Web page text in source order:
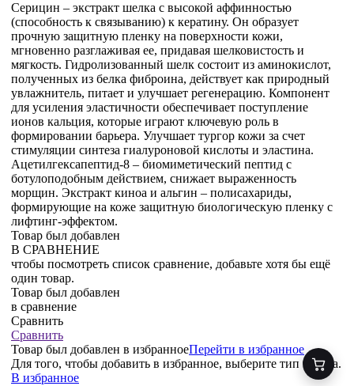
Серицин – экстракт шелка с высокой аффинностью
(способность к связыванию) к кератину. Он образует
прочную защитную пленку на поверхности кожи,
мгновенно разглаживая ее, придавая шелковистость и
мягкость. Гидролизованный шелк состоит из аминокислот,
полученных из белка фиброина, действует как природный
увлажнитель, питает и улучшает регенерацию. Компонент
для усиления эластичности обеспечивает поступление
ионов кальция, которые играют ключевую роль в
формировании барьера. Улучшает тургор кожи за счет
стимуляции синтеза гиалуроновой кислоты и эластина.
Ацетилгексапептид-8 – биомиметический пептид с
ботулоподобным действием, снижает выраженность
морщин. Экстракт киноа и альгин – полисахариды,
формирующие на коже защитную биологическую пленку с
лифтинг-эффектом.
Товар был добавлен
В СРАВНЕНИЕ
чтобы посмотреть список сравнение, добавьте хотя бы ещё
один товар.
Товар был добавлен
в сравнение
Сравнить
Сравнить
Товар был добавлен в избранноеПерейти в избранное
Для того, чтобы добавить в избранное, выберите тип товара.
В избранное